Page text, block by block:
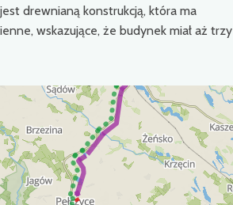
drewnianą konstrukcją, która ma
wskazujące, że budynek miał aż trzy